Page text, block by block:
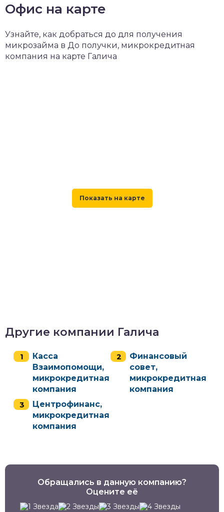
Офис на карте
Узнайте, как добраться до для получения
микрозайма в До получки, микрокредитная
компания на карте Галича
Другие компании Галича
Касса
Взаимопомощи,
микрокредитная
компания
Финансовый
совет,
микрокредитная
компания
Центрофинанс,
микрокредитная
компания
Обращались в данную компанию?
Оцените её